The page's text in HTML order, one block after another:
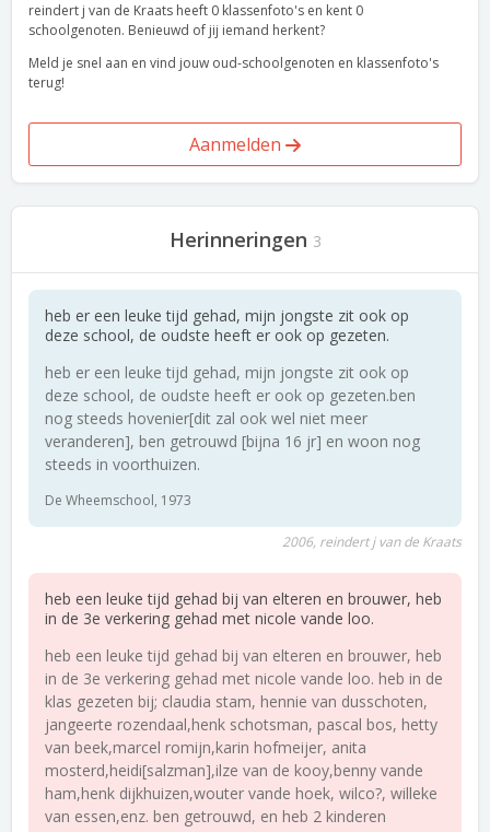
reindert j van de Kraats heeft 0 klassenfoto's en kent 0
schoolgenoten. Benieuwd of jij iemand herkent?
Meld je snel aan en vind jouw oud-schoolgenoten en klassenfoto's
terug!
Aanmelden
Herinneringen 3
heb er een leuke tijd gehad, mijn jongste zit ook op
deze school, de oudste heeft er ook op gezeten.
heb er een leuke tijd gehad, mijn jongste zit ook op
deze school, de oudste heeft er ook op gezeten.ben
nog steeds hovenier[dit zal ook wel niet meer
veranderen], ben getrouwd [bijna 16 jr] en woon nog
steeds in voorthuizen.
De Wheemschool, 1973
2006, reindert j van de Kraats
heb een leuke tijd gehad bij van elteren en brouwer, heb
in de 3e verkering gehad met nicole vande loo.
heb een leuke tijd gehad bij van elteren en brouwer, heb
in de 3e verkering gehad met nicole vande loo. heb in de
klas gezeten bij; claudia stam, hennie van dusschoten,
jangeerte rozendaal,henk schotsman, pascal bos, hetty
van beek,marcel romijn,karin hofmeijer, anita
mosterd,heidi[salzman],ilze van de kooy,benny vande
ham,henk dijkhuizen,wouter vande hoek, wilco?, willeke
van essen,enz. ben getrouwd, en heb 2 kinderen